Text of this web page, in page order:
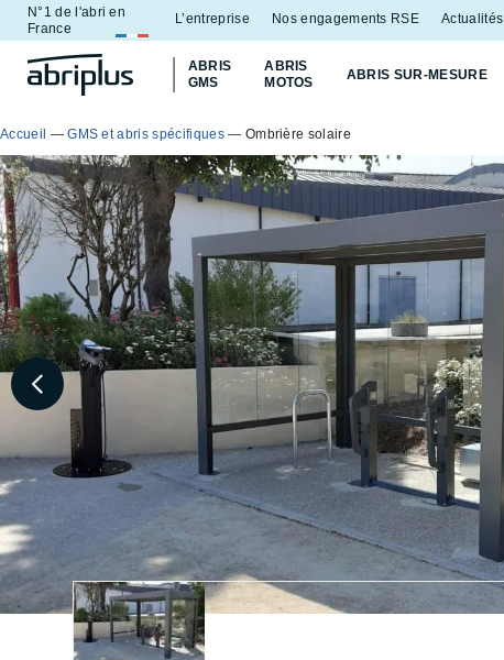
Aller
au
menu
Aller au
contenu
ABRIS
GMS
ABRIS
MOTOS
ABRIS SUR-MESURE
N°1 de l'abri en
France
L’entreprise Nos engagements RSE Actualités
Accueil —GMS et abris spécifiques— Ombrière solaire